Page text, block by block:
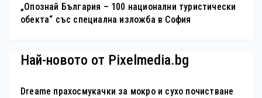
„Опознай България – 100 национални туристически
обекта“ със специална изложба в София
Най-новото от Pixelmedia.bg
Dreame прахосмукачки за мокро и сухо почистване